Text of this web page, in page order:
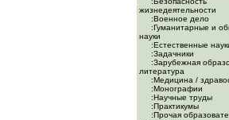
жизнедеятельности
:Военное дело
:Гуманитарные и
науки
:Естественные
:Задачники
:Зарубежная
литература
:Медицина /
:Монографии
:Научные труды
:Практикумы
:Прочая